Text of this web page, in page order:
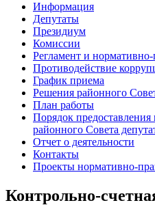
Информация
Депутаты
Президиум
Комиссии
Регламент и
Противодействие
График приема
Решения районного
План работы
Порядок
районного Совета
Отчет о деятельности
Контакты
Проекты нормативно-
Контрольно-